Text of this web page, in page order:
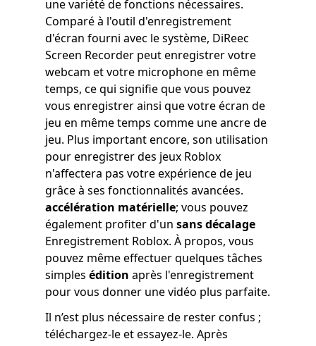
une variété de fonctions nécessaires.
Comparé à l'outil d'enregistrement
d'écran fourni avec le système, DiReec
Screen Recorder peut enregistrer votre
webcam et votre microphone en même
temps, ce qui signifie que vous pouvez
vous enregistrer ainsi que votre écran de
jeu en même temps comme une ancre de
jeu. Plus important encore, son utilisation
pour enregistrer des jeux Roblox
n'affectera pas votre expérience de jeu
grâce à ses fonctionnalités avancées.
accélération matérielle; vous pouvez
également profiter d'un sans décalage
Enregistrement Roblox. À propos, vous
pouvez même effectuer quelques tâches
simples édition après l'enregistrement
pour vous donner une vidéo plus parfaite.
Il n’est plus nécessaire de rester confus ;
téléchargez-le et essayez-le. Après